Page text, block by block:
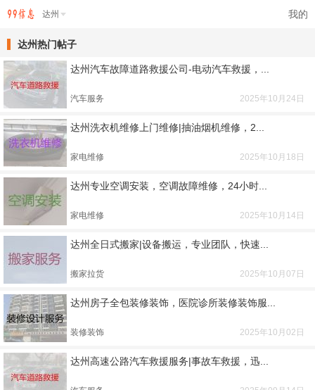
我的
达州
达州热门帖子
达州汽车故障道路救援公司-电动汽车救援，...
汽车服务 2025年10月24日
达州洗衣机维修上门维修|抽油烟机维修，2...
家电维修 2025年10月18日
达州专业空调安装，空调故障维修，24小时...
家电维修 2025年10月14日
达州全日式搬家|设备搬运，专业团队，快速...
搬家拉货 2025年10月07日
达州房子全包装修装饰，医院诊所装修装饰服...
装修装饰 2025年10月02日
达州高速公路汽车救援服务|事故车救援，迅...